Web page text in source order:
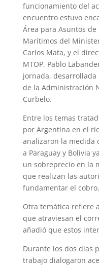
funcionamiento del
encuentro estuvo
Área para Asuntos
Marítimos del
Carlos Mata, y el
MTOP, Pablo
jornada, desarrollada
de la Administración
Curbelo.
Entre los temas
por Argentina en el
analizaron la medida
a Paraguay y Bolivia
un sobreprecio en la
que realizan las
fundamentar el cobro.
Otra temática refiere
que atraviesan el
añadió que estos
Durante los dos días
trabajo dialogaron